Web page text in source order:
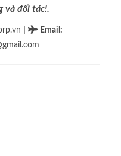
và đối tác!.
Email :